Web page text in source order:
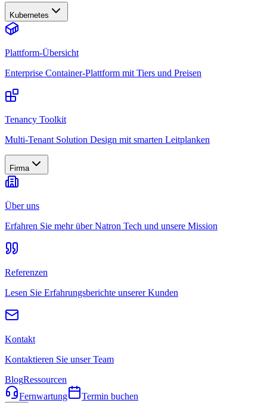
Kubernetes
Plattform-Übersicht
Enterprise Container-Plattform mit Tiers und Preisen
Tenancy Toolkit
Multi-Tenant Solution Design mit smarten Leitplanken
Firma
Über uns
Erfahren Sie mehr über Natron Tech und unsere Mission
Referenzen
Lesen Sie Erfahrungsberichte unserer Kunden
Kontakt
Kontaktieren Sie unser Team
BlogRessourcen
Fernwartung
Termin buchen